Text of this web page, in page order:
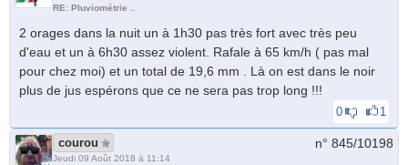
RE: Pluviométrie ..
2 orages dans la nuit un à 1h30 pas très fort avec très peu
d'eau et un à 6h30 assez violent. Rafale à 65 km/h ( pas mal
pour chez moi) et un total de 19,6 mm . Là on est dans le noir
plus de jus espérons que ce ne sera pas trop long !!!
0 1
courou
Jeudi 09 Août 2018 à 11:14
n° 845/10198